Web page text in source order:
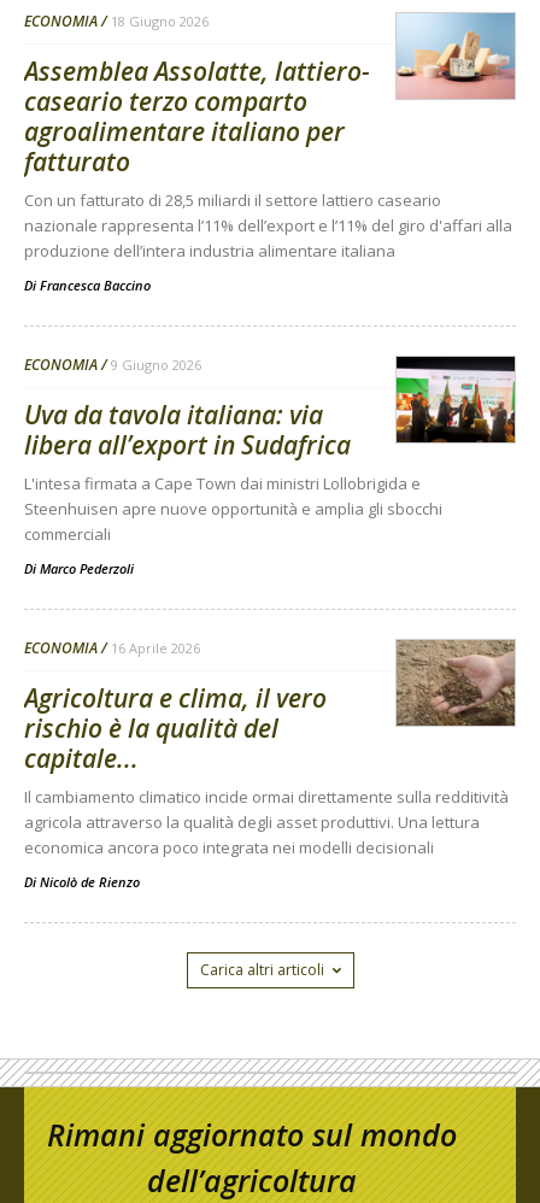
ECONOMIA 18 Giugno 2026
Assemblea Assolatte, lattiero-
caseario terzo comparto
agroalimentare italiano per
fatturato
Con un fatturato di 28,5 miliardi il settore lattiero caseario
nazionale rappresenta l’11% dell’export e l’11% del giro d'affari alla
produzione dell’intera industria alimentare italiana
Di Francesca Baccino
ECONOMIA 9 Giugno 2026
Uva da tavola italiana: via
libera all’export in Sudafrica
L'intesa firmata a Cape Town dai ministri Lollobrigida e
Steenhuisen apre nuove opportunità e amplia gli sbocchi
commerciali
Di Marco Pederzoli
ECONOMIA 16 Aprile 2026
Agricoltura e clima, il vero
rischio è la qualità del
capitale...
Il cambiamento climatico incide ormai direttamente sulla redditività
agricola attraverso la qualità degli asset produttivi. Una lettura
economica ancora poco integrata nei modelli decisionali
Di Nicolò de Rienzo
Carica altri articoli
Rimani aggiornato sul mondo
dell’agricoltura